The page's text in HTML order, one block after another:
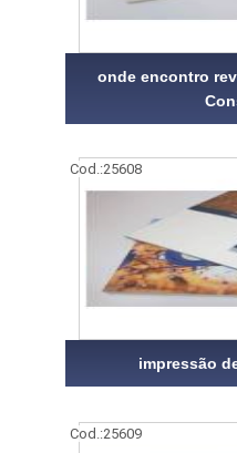
onde encontro
Cod.:25608
impressão
Cod.:25609